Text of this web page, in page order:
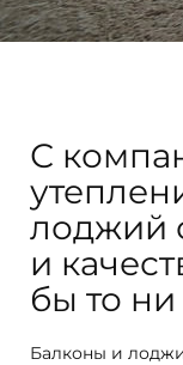
С
лоджий
и
бы то
Балконы и